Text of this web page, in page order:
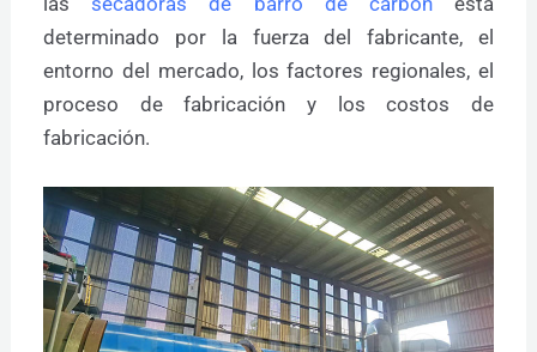
determinado por la fuerza del fabricante, el
entorno del mercado, los factores regionales, el
proceso de fabricación y los costos de
fabricación.